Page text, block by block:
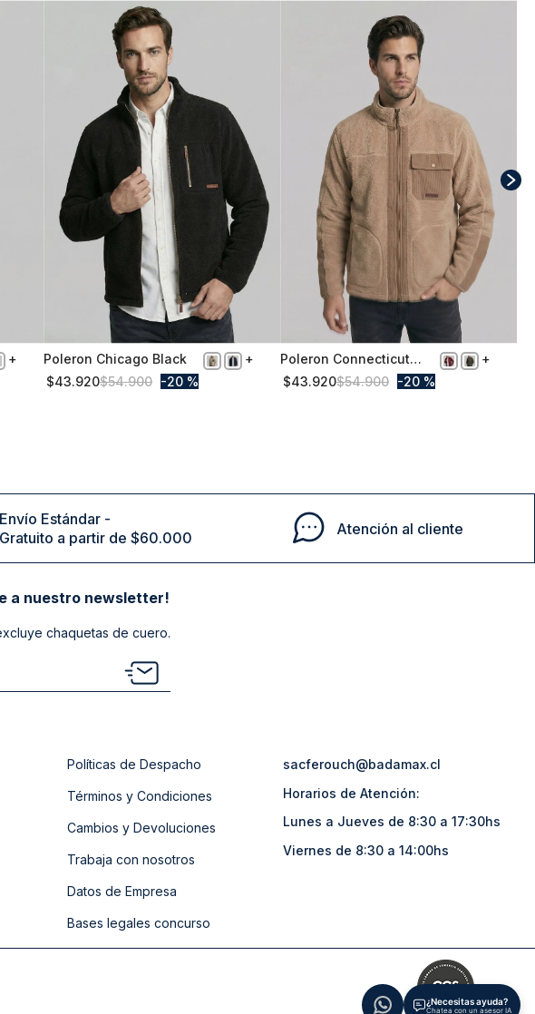
¿Necesitas ayuda?
Chatea con un asesor IA
XL
Poleron Chicago Black
$43.920$54.900 20 %
M
Poleron Connecticut
Camel
$43.920$54.900 20 %
Envío Estándar -
Gratuito a partir de $60.000
Atención al cliente
a nuestro newsletter!
chaquetas de cuero.
Políticas de Despacho
Términos y Condiciones
Cambios y Devoluciones
Trabaja con nosotros
Datos de Empresa
Bases legales concurso
sacferouch@badamax.cl
Horarios de Atención:
Lunes a Jueves de 8:30 a 17:30hs
Viernes de 8:30 a 14:00hs